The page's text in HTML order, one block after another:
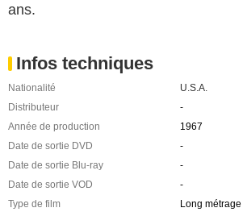
ans.
Infos techniques
Nationalité
U.S.A.
Distributeur
-
Année de production
1967
Date de sortie DVD
-
Date de sortie Blu-ray
-
Date de sortie VOD
-
Type de film
Long métrage